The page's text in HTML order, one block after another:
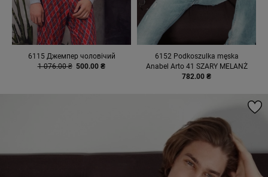
6115 Джемпер чоловічий
1 076.00 ₴ 500.00 ₴
6152 Podkoszulka męska
Anabel Arto 41 SZARY MELANŻ
782.00 ₴